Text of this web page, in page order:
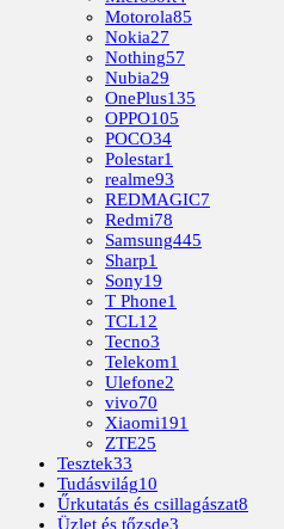
Motorola85
Nokia27
Nothing57
Nubia29
OnePlus135
OPPO105
POCO34
Polestar1
realme93
REDMAGIC7
Redmi78
Samsung445
Sharp1
Sony19
T Phone1
TCL12
Tecno3
Telekom1
Ulefone2
vivo70
Xiaomi191
ZTE25
Tesztek33
Tudásvilág10
Űrkutatás és csillagászat8
Üzlet és tőzsde3